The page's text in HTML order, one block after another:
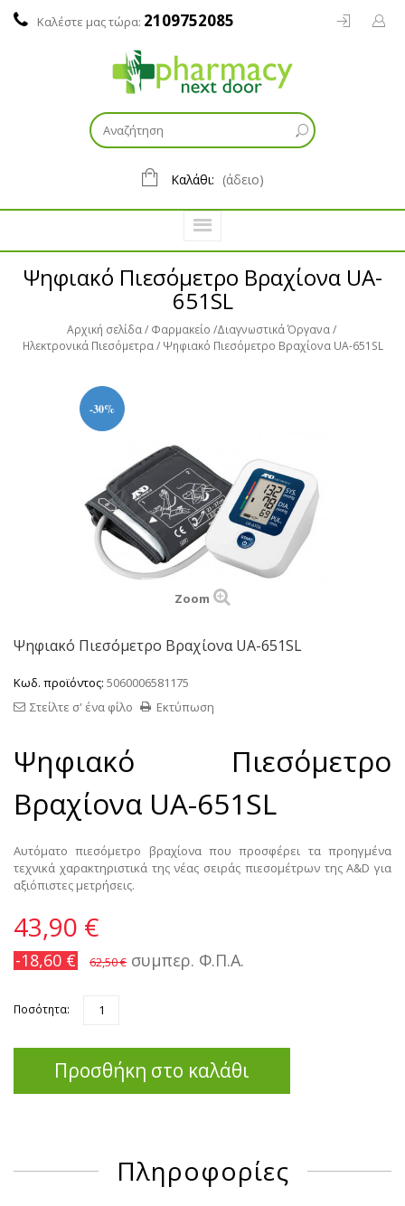
Καλέστε μας τώρα: 2109752085
Καλάθι: (άδειο)
Ψηφιακό Πιεσόμετρο Βραχίονα UA-
651SL
Αρχική σελίδα Φαρμακείο Διαγνωστικά Όργανα
Ηλεκτρονικά Πιεσόμετρα
Ψηφιακό Πιεσόμετρο Βραχίονα UA-651SL
-30%
Zoom
Ψηφιακό Πιεσόμετρο Βραχίονα UA-651SL
Κωδ. προϊόντος: 5060006581175
Εκτύπωση
Στείλτε σ' ένα φίλο
Ψηφιακό Πιεσόμετρο
Βραχίονα UA-651SL
Αυτόματο πιεσόμετρο βραχίονα που προσφέρει τα προηγμένα
τεχνικά χαρακτηριστικά της νέας σειράς πιεσομέτρων της A&D για
αξιόπιστες μετρήσεις.
43,90 €
-18,60 € 62,50 € συμπερ. Φ.Π.Α.
Ποσότητα:
Προσθήκη στο καλάθι
Πληροφορίες